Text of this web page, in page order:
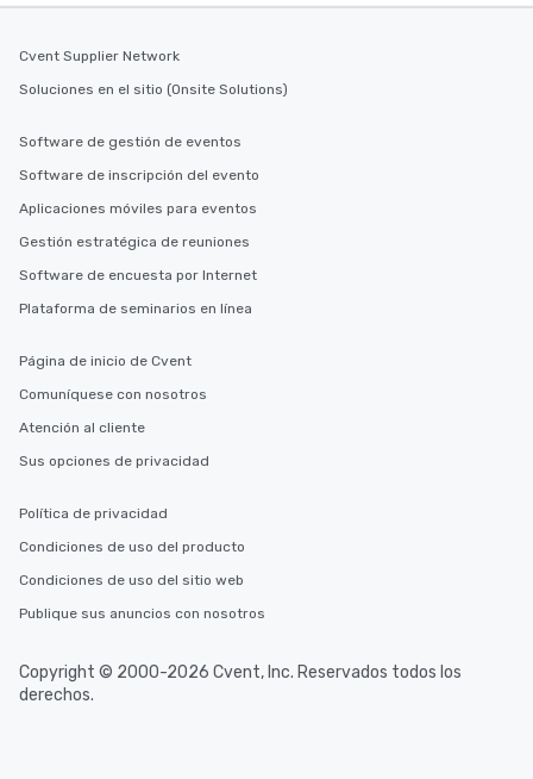
Cvent Supplier Network
Soluciones en el sitio (Onsite Solutions)
Software de gestión de eventos
Software de inscripción del evento
Aplicaciones móviles para eventos
Gestión estratégica de reuniones
Software de encuesta por Internet
Plataforma de seminarios en línea
Página de inicio de Cvent
Comuníquese con nosotros
Atención al cliente
Sus opciones de privacidad
Política de privacidad
Condiciones de uso del producto
Condiciones de uso del sitio web
Publique sus anuncios con nosotros
Copyright © 2000-2026 Cvent, Inc. Reservados todos los
derechos.